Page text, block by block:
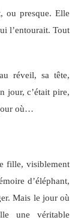
ou presque. Elle
l’entourait. Tout
réveil, sa tête,
jour, c’était pire,
jour où…
fille, visiblement
d’éléphant,
Mais le jour où
une véritable